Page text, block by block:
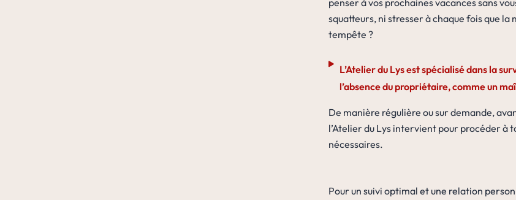
penser à vos prochaines vacances sans
squatteurs, ni stresser à chaque fois que la
tempête ?
L’Atelier du Lys est spécialisé dans la
l’absence du propriétaire, comme un
De manière régulière ou sur demande,
l’Atelier du Lys intervient pour procéder à
nécessaires.
Pour un suivi optimal et une relation